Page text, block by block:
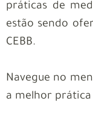
práticas de
estão sendo
CEBB.
Navegue no
a melhor prática